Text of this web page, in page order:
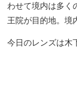
わせて境内は多く
王院が目的地。境
今日のレンズは木